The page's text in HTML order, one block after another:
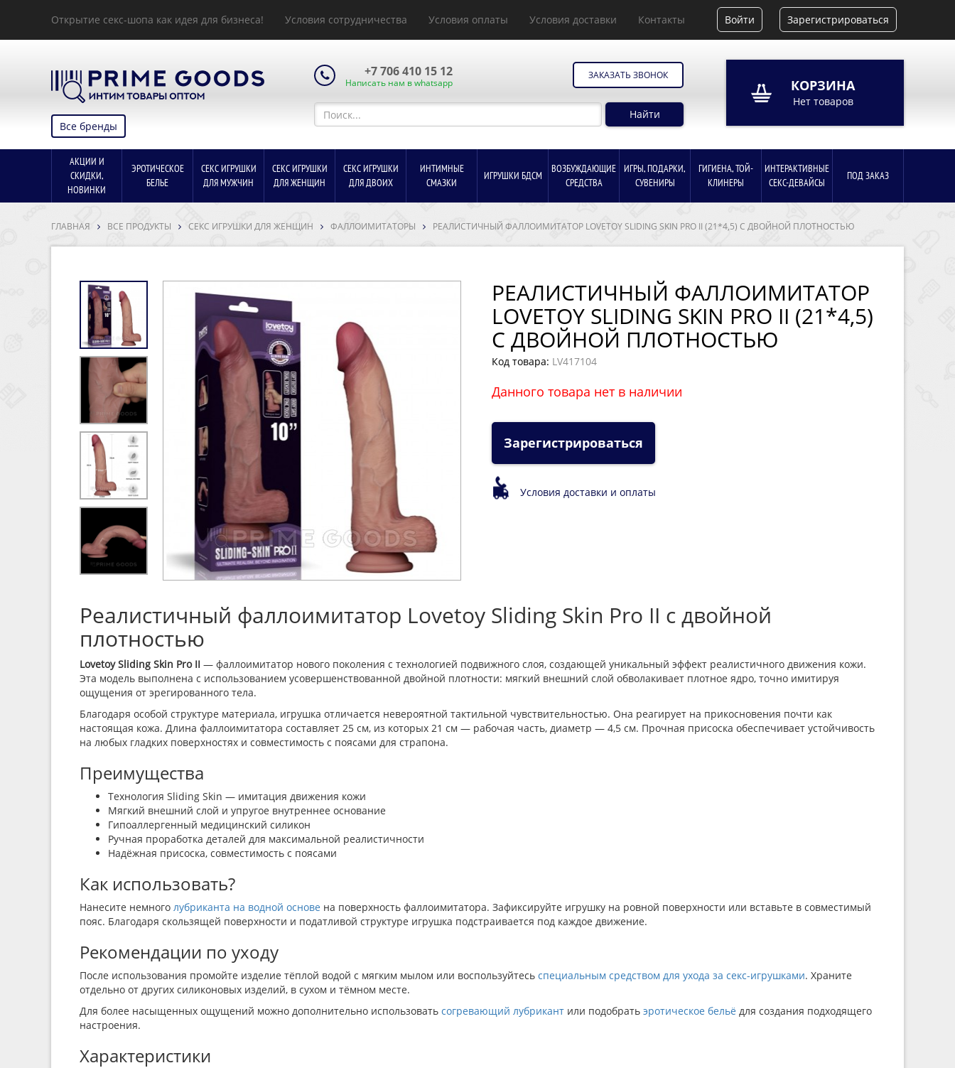
Открытие секс-шопа как идея для бизнеса! Условия сотрудничества Условия оплаты Условия доставки Контакты Войти Зарегистрироваться
Все бренды
+7 706 410 15 12
Написать нам в whatsapp
ЗАКАЗАТЬ ЗВОНОК
Найти
КОРЗИНА
Нет товаров
АКЦИИ И
СКИДКИ,
НОВИНКИ
ЭРОТИЧЕСКОЕ
БЕЛЬЕ
СЕКС ИГРУШКИ
ДЛЯ МУЖЧИН
СЕКС ИГРУШКИ
ДЛЯ ЖЕНЩИН
СЕКС ИГРУШКИ
ДЛЯ ДВОИХ
ИНТИМНЫЕ
СМАЗКИ
ИГРУШКИ БДСМ
ВОЗБУЖДАЮЩИЕ
СРЕДСТВА
ИГРЫ, ПОДАРКИ,
СУВЕНИРЫ
ГИГИЕНА, ТОЙ-
КЛИНЕРЫ
ИНТЕРАКТИВНЫЕ
СЕКС-ДЕВАЙСЫ
ПОД ЗАКАЗ
ГЛАВНАЯ ВСЕ ПРОДУКТЫ СЕКС ИГРУШКИ ДЛЯ ЖЕНЩИН ФАЛЛОИМИТАТОРЫ РЕАЛИСТИЧНЫЙ ФАЛЛОИМИТАТОР LOVETOY SLIDING SKIN PRO II (21*4,5) С ДВОЙНОЙ ПЛОТНОСТЬЮ
РЕАЛИСТИЧНЫЙ ФАЛЛОИМИТАТОР
LOVETOY SLIDING SKIN PRO II (21*4,5)
С ДВОЙНОЙ ПЛОТНОСТЬЮ
Код товара: LV417104
Данного товара нет в наличии
Зарегистрироваться
Условия доставки и оплаты
Реалистичный фаллоимитатор Lovetoy Sliding Skin Pro II с двойной
плотностью
Lovetoy Sliding Skin Pro II — фаллоимитатор нового поколения с технологией подвижного слоя, создающей уникальный эффект реалистичного движения кожи.
Эта модель выполнена с использованием усовершенствованной двойной плотности: мягкий внешний слой обволакивает плотное ядро, точно имитируя
ощущения от эрегированного тела.
Благодаря особой структуре материала, игрушка отличается невероятной тактильной чувствительностью. Она реагирует на прикосновения почти как
настоящая кожа. Длина фаллоимитатора составляет 25 см, из которых 21 см — рабочая часть, диаметр — 4,5 см. Прочная присоска обеспечивает устойчивость
на любых гладких поверхностях и совместимость с поясами для страпона.
Преимущества
Технология Sliding Skin — имитация движения кожи
Мягкий внешний слой и упругое внутреннее основание
Гипоаллергенный медицинский силикон
Ручная проработка деталей для максимальной реалистичности
Надёжная присоска, совместимость с поясами
Как использовать?
Нанесите немного лубриканта на водной основе на поверхность фаллоимитатора. Зафиксируйте игрушку на ровной поверхности или вставьте в совместимый
пояс. Благодаря скользящей поверхности и податливой структуре игрушка подстраивается под каждое движение.
Рекомендации по уходу
После использования промойте изделие тёплой водой с мягким мылом или воспользуйтесь специальным средством для ухода за секс-игрушками. Храните
отдельно от других силиконовых изделий, в сухом и тёмном месте.
Для более насыщенных ощущений можно дополнительно использовать согревающий лубрикант или подобрать эротическое бельё для создания подходящего
настроения.
Характеристики